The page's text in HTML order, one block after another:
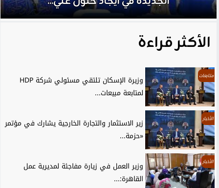
الأكثر قراءة
متابعات
وزيرة الإسكان تلتقي مسئولي شركة HDP
لمتابعة مبيعات...
الأخبار
زير الاستثمار والتجارة الخارجية يشارك في مؤتمر
«حزمة...
الأخبار
وزير العمل في زيارة مفاجئة لمديرية عمل
القاهرة:...